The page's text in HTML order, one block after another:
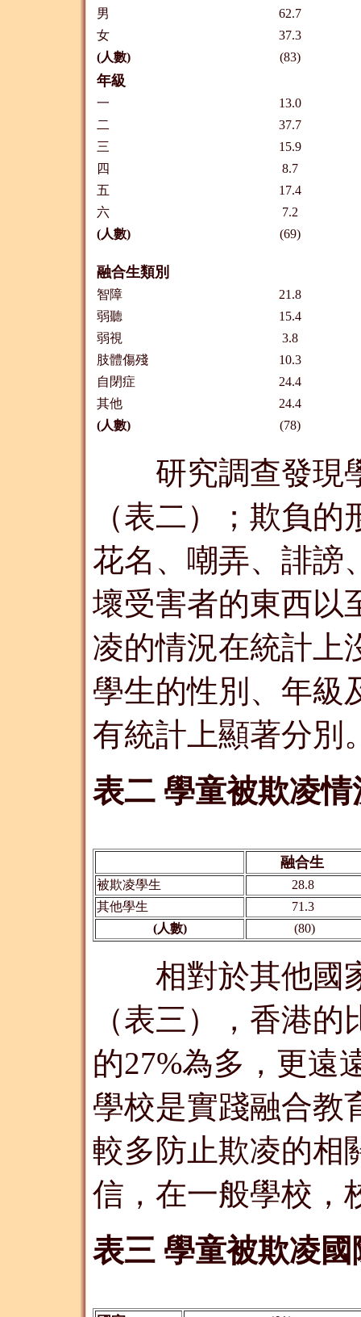
男
62.7
女
37.3
(人數)
(83)
年級
一
13.0
二
37.7
三
15.9
四
8.7
五
17.4
六
7.2
(人數)
(69)
融合生類別
智障
21.8
弱聽
15.4
弱視
3.8
肢體傷殘
10.3
自閉症
24.4
其他
24.4
(人數)
(78)
研究調查發現學
（表二）；欺負
花名、嘲弄、誹謗
壞受害者的東西以
凌的情況在統計上
學生的性別、年級
有統計上顯著分別
表二 學童被欺凌
融合生
被欺凌學生
28.8
其他學生
71.3
(人數)
(80)
相對於其他國家
（表三），香港
的27%為多，更遠
學校是實踐融合教
較多防止欺凌的相
信，在一般學校，
表三 學童被欺凌國